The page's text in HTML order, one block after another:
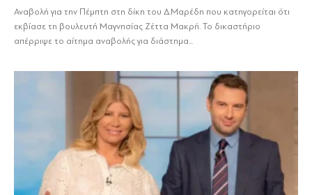
Αναβολή για την Πέμπτη στη δίκη του Δ.Μαρέδη που κατηγορείται ότι
εκβίασε τη βουλευτή Μαγνησίας Ζέττα Μακρή. Το δικαστήριο
απέρριψε το αίτημα αναβολής για διάστημα...